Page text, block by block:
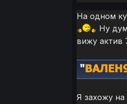
На одном
Ну
вижу актив
Я захожу